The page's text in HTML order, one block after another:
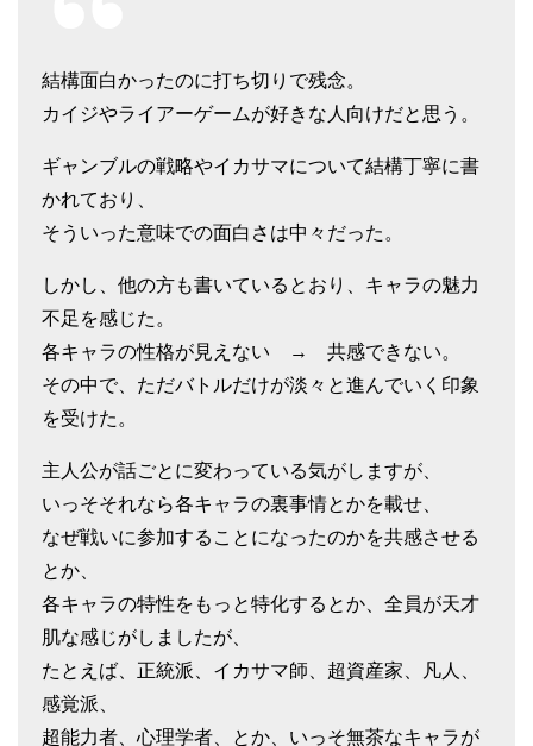
結構面白かったのに打ち切りで残念。
カイジやライアーゲームが好きな人向けだと思う。
ギャンブルの戦略やイカサマについて結構丁寧に書
かれており、
そういった意味での面白さは中々だった。
しかし、他の方も書いているとおり、キャラの魅力
不足を感じた。
各キャラの性格が見えない → 共感できない。
その中で、ただバトルだけが淡々と進んでいく印象
を受けた。
主人公が話ごとに変わっている気がしますが、
いっそそれなら各キャラの裏事情とかを載せ、
なぜ戦いに参加することになったのかを共感させる
とか、
各キャラの特性をもっと特化するとか、全員が天才
肌な感じがしましたが、
たとえば、正統派、イカサマ師、超資産家、凡人、
感覚派、
超能力者、心理学者、とか、いっそ無茶なキャラが